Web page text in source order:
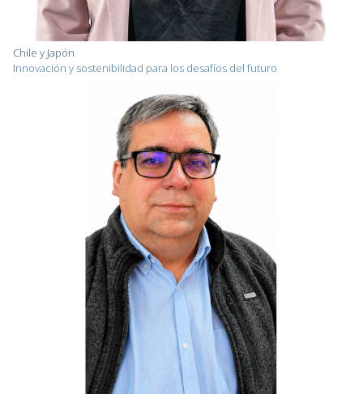
Chile y Japón
Innovación y sostenibilidad para los desafíos del futuro